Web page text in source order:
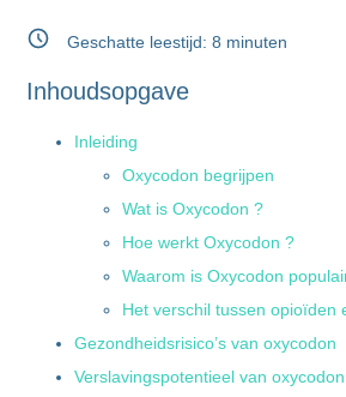
Geschatte leestijd:8 minuten
Inhoudsopgave
Inleiding
Oxycodon begrijpen
Wat is Oxycodon ?
Hoe werkt Oxycodon ?
Waarom is Oxycodon
Het verschil tussen opioïden
Gezondheidsrisico’s van oxycodon
Verslavingspotentieel van oxycodon